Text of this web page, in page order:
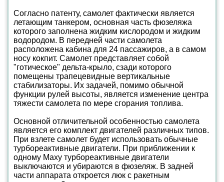
Согласно патенту, самолет фактически является
летающим танкером, основная часть фюзеляжа
которого заполнена жидким кислородом и жидким
водородом. В передней части самолета
расположена кабина для 24 пассажиров, а в самом
носу кокпит. Самолет представляет собой
"готическое" дельта-крыло, сзади которого
помещены трапецевидные вертикальные
стабилизаторы. Их задачей, помимо обычной
функции рулей высоты, является изменение центра
тяжести самолета по мере сгорания топлива.
Основной отличительной особенностью самолета
является его комплект двигателей различных типов.
При взлете самолет будет использовать обычные
турбореактивные двигатели. При приближении к
одному Маху турбореактивные двигатели
выключаются и убираются в фюзеляж. В задней
части аппарата откроется люк с ракетным